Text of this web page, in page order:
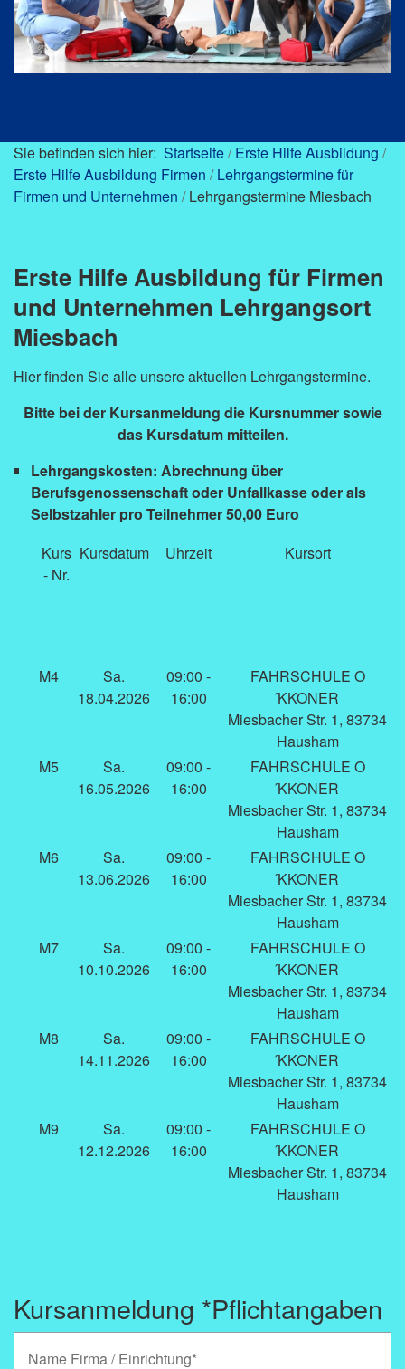
Sie befinden sich hier: Startseite/ Erste Hilfe Ausbildung /
Erste Hilfe Ausbildung Firmen / Lehrgangstermine für
Firmen und Unternehmen / Lehrgangstermine Miesbach
Erste Hilfe Ausbildung für Firmen
und Unternehmen Lehrgangsort
Miesbach
Hier finden Sie alle unsere aktuellen Lehrgangstermine.
Bitte bei der Kursanmeldung die Kursnummer sowie
das Kursdatum mitteilen.
Lehrgangskosten: Abrechnung über
Berufsgenossenschaft oder Unfallkasse oder als
Selbstzahler pro Teilnehmer 50,00 Euro
Kurs
- Nr.
Kursdatum Uhrzeit Kursort
M4
Sa.
18.04.2026
09:00 -
16:00
FAHRSCHULE O
´KKONER
Miesbacher Str. 1, 83734
Hausham
M5
Sa.
16.05.2026
09:00 -
16:00
FAHRSCHULE O
´KKONER
Miesbacher Str. 1, 83734
Hausham
M6
Sa.
13.06.2026
09:00 -
16:00
FAHRSCHULE O
´KKONER
Miesbacher Str. 1, 83734
Hausham
M7
Sa.
10.10.2026
09:00 -
16:00
FAHRSCHULE O
´KKONER
Miesbacher Str. 1, 83734
Hausham
M8
Sa.
14.11.2026
09:00 -
16:00
FAHRSCHULE O
´KKONER
Miesbacher Str. 1, 83734
Hausham
M9
Sa.
12.12.2026
09:00 -
16:00
FAHRSCHULE O
´KKONER
Miesbacher Str. 1, 83734
Hausham
Kursanmeldung *Pflichtangaben